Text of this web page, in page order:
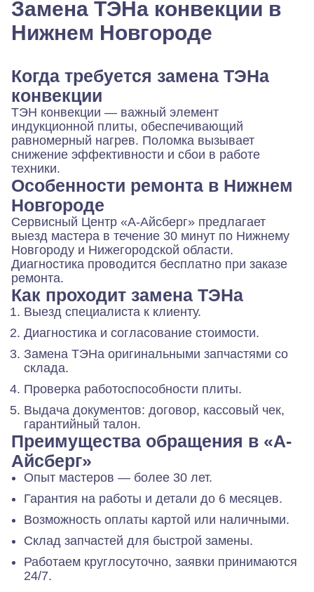
Замена ТЭНа конвекции в
Нижнем Новгороде
Когда требуется замена ТЭНа
конвекции
ТЭН конвекции — важный элемент
индукционной плиты, обеспечивающий
равномерный нагрев. Поломка вызывает
снижение эффективности и сбои в работе
техники.
Особенности ремонта в Нижнем
Новгороде
Сервисный Центр «А-Айсберг» предлагает
выезд мастера в течение 30 минут по Нижнему
Новгороду и Нижегородской области.
Диагностика проводится бесплатно при заказе
ремонта.
Как проходит замена ТЭНа
Выезд специалиста к клиенту.
Диагностика и согласование стоимости.
Замена ТЭНа оригинальными запчастями со
склада.
Проверка работоспособности плиты.
Выдача документов: договор, кассовый чек,
гарантийный талон.
Преимущества обращения в «А-
Айсберг»
Опыт мастеров — более 30 лет.
Гарантия на работы и детали до 6 месяцев.
Возможность оплаты картой или наличными.
Склад запчастей для быстрой замены.
Работаем круглосуточно, заявки принимаются
24/7.